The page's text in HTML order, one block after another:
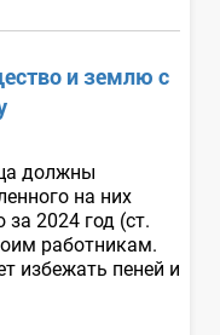
и землю с
должны
на них
2024 год (ст.
работникам.
избежать пеней и